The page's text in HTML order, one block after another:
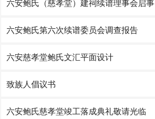
六安鲍氏（慈孝堂）建祠续谱理事会启事
六安鲍氏第六次续谱委员会调查报告
六安慈孝堂鲍氏文汇平面设计
致族人倡议书
六安鲍氏慈孝堂竣工落成典礼敬请光临